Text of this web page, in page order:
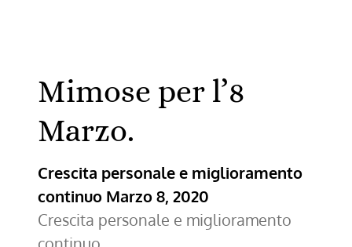
Mimose per l’8
Marzo.
Crescita personale e miglioramento
continuo Marzo 8, 2020
Crescita personale e miglioramento
continuo